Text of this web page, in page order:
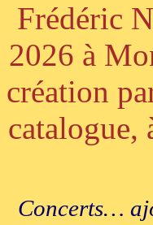
Frédéric
2026 à
création
catalogue,
Concerts…